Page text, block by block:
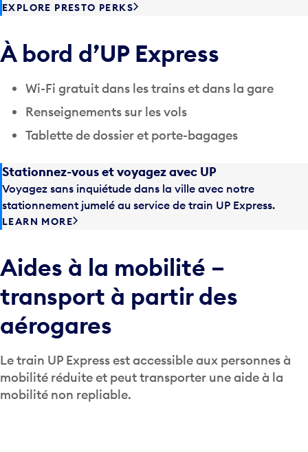
EXPLORE PRESTO PERKS
À bord d’UP Express
Wi-Fi gratuit dans les trains et dans la gare
Renseignements sur les vols
Tablette de dossier et porte-bagages
Stationnez-vous et voyagez avec UP
Voyagez sans inquiétude dans la ville avec notre
stationnement jumelé au service de train UP Express.
LEARN MORE
Aides à la mobilité –
transport à partir des
aérogares
Le train UP Express est accessible aux personnes à
mobilité réduite et peut transporter une aide à la
mobilité non repliable.